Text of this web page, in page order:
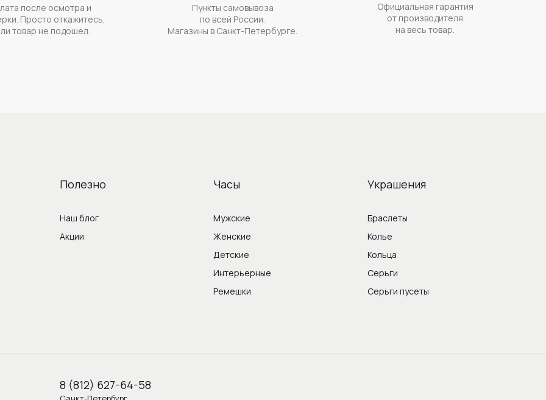
после осмотра и
Просто откажитесь,
товар не подошел.
Пункты самовывоза
по всей России.
Магазины в Санкт-Петербурге.
Официальная гарантия
от производителя
на весь товар.
Полезно
Наш блог
Акции
Часы
Мужские
Женские
Детские
Интерьерные
Ремешки
Украшения
Браслеты
Колье
Кольца
Серьги
Серьги пусеты
8 (812) 627-64-58